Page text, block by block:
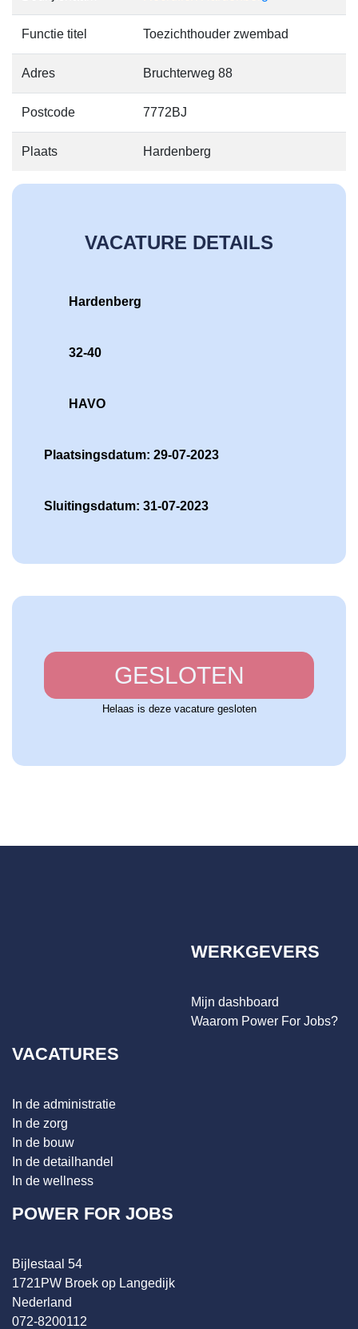
Functie titel Toezichthouder zwembad
Adres Bruchterweg 88
Postcode 7772BJ
Plaats Hardenberg
VACATURE DETAILS
Hardenberg
32-40
HAVO
Plaatsingsdatum: 29-07-2023
Sluitingsdatum: 31-07-2023
GESLOTEN
Helaas is deze vacature gesloten
WERKGEVERS
Mijn dashboard
Waarom Power For Jobs?
VACATURES
In de administratie
In de zorg
In de bouw
In de detailhandel
In de wellness
POWER FOR JOBS
Bijlestaal 54
1721PW Broek op Langedijk
Nederland
072-8200112